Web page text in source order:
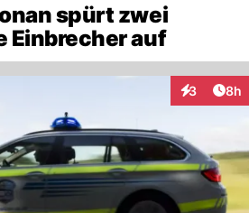
spürt zwei
Einbrecher auf
3 8h